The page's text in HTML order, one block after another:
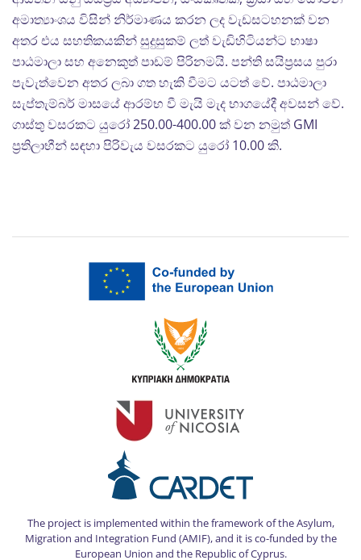
අමාත්‍යාංශය විසින් නිර්මාණය කරන ලද වැඩසටහනක් වන
අතර එය සහතිකයකින් සුදුසුකම් ලත් වැඩිහිටියන්ට භාෂා
පාඨමාලා සහ අනෙකුත් පාඩම් පිරිනමයි. පන්ති සයිප්‍රසය පුරා
පැවැත්වෙන අතර ලබා ගත හැකි වීමට යටත් වේ. පාඨමාලා
සැප්තැම්බර් මාසයේ ආරම්භ වී මැයි මැද භාගයේදී අවසන් වේ.
ගාස්තු වසරකට යුරෝ 250.00-400.00 ක් වන නමුත් GMI
ප්‍රතිලාභීන් සඳහා පිරිවැය වසරකට යුරෝ 10.00 කි.
The project is implemented within the framework of the Asylum,
Migration and Integration Fund (AMIF), and it is co-funded by the
European Union and the Republic of Cyprus.